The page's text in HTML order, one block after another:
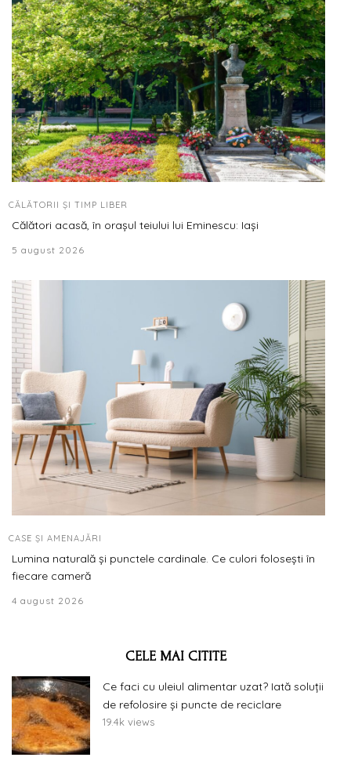
CĂLĂTORII ȘI TIMP LIBER
Călători acasă, în orașul teiului lui Eminescu: Iași
5 august 2026
CASE ȘI AMENAJĂRI
Lumina naturală și punctele cardinale. Ce culori folosești în
fiecare cameră
4 august 2026
CELE MAI CITITE
Ce faci cu uleiul alimentar uzat? Iată soluții
de refolosire și puncte de reciclare
19.4k views